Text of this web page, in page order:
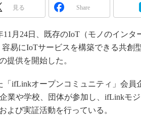
EdgeTech+
AUTOMOTIVE WORLD
産業オープンネット展
車載ソフト開発
ISO26262
無償設計ツール
3Dプリンタ
デジタルツインとCAE
S＆OP
インダストリー4.0
イノベーション
見る Share
月24日、既存のIoT（モノのインタ
易にIoTサービスを構築できる共創
提供を開始した。
ifLinkオープンコミュニティ」会員
業や学校、団体が参加し、ifLinkモ
よび実証活動を行っている。